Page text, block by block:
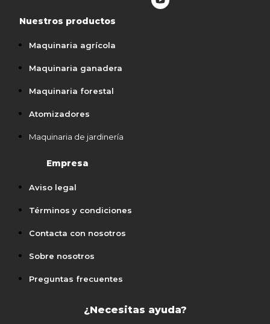
Nuestros productos
Maquinaria agrícola
Maquinaria ganadera
Maquinaria forestal
Atomizadores
Maquinaria de jardinería
Empresa
Aviso legal
Términos y condiciones
Contacta con nosotros
Sobre nosotros
Preguntas frecuentes
¿Necesitas ayuda?